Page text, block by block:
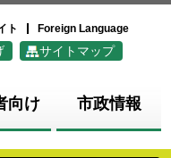
ト Foreign Language
サイトマップ
向け 市政情報